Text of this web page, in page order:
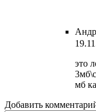
это
мб
Добавить